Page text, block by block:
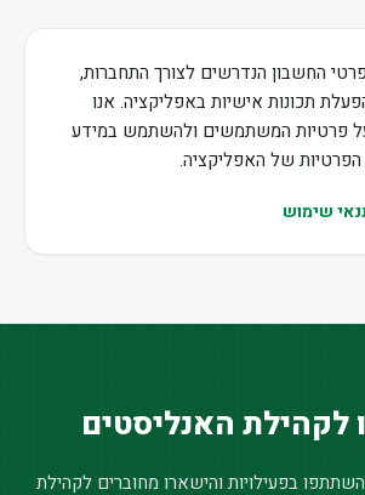
החשבון הנדרשים לצורך התחברות,
תכונות אישיות באפליקציה. אנו
פרטיות המשתמשים ולהשתמש במידע
של האפליקציה.
שימוש
לקהילת האנליסטים
בפעילויות והישארו מחוברים לקהילת